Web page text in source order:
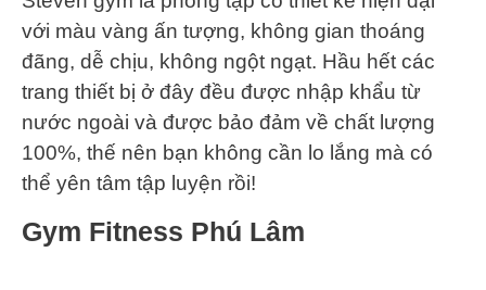
với màu vàng ấn tượng, không gian thoáng
đãng, dễ chịu, không ngột ngạt. Hầu hết các
trang thiết bị ở đây đều được nhập khẩu từ
nước ngoài và được bảo đảm về chất lượng
100%, thế nên bạn không cần lo lắng mà có
thể yên tâm tập luyện rồi!
Gym Fitness Phú Lâm